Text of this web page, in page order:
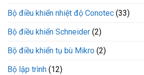
Bộ điều khiển nhiệt độ Conotec (33)
Bộ điều khiển Schneider (2)
Bộ điều khiển tụ bù Mikro (2)
Bộ lập trình (12)